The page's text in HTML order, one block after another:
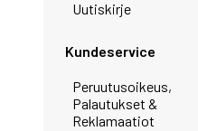
Uutiskirje
Kundeservice
Peruutusoikeus,
Palautukset &
Reklamaatiot